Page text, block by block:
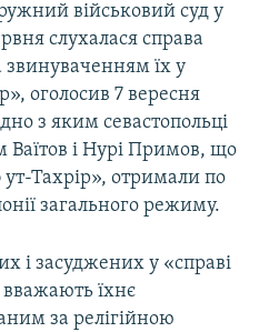
військовий суд у
слухалася справа
їх у
оголосив 7 вересня
з яким севастопольці
Ваїтов і Нурі Примов, що
ут-Тахрір», отримали по
загального режиму.
і засуджених у «справі
їхнє
за релігійною